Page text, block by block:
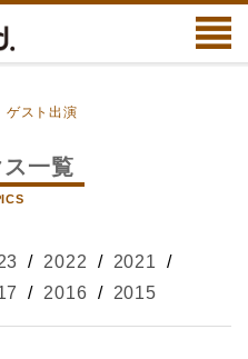
ゲスト出演
ス一覧
/ 2022 / 2021 /
/ 2016 / 2015